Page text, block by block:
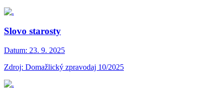
Slovo starosty
Datum: 23. 9. 2025
Zdroj: Domažlický zpravodaj 10/2025